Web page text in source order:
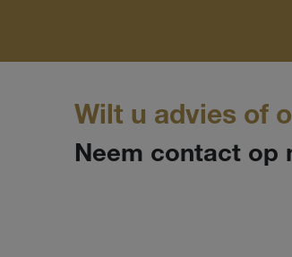
Wilt u advies of
Neem contact op